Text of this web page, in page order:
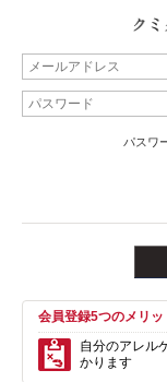
パスワ
会員登録5つのメリッ
自分のアレル
かります